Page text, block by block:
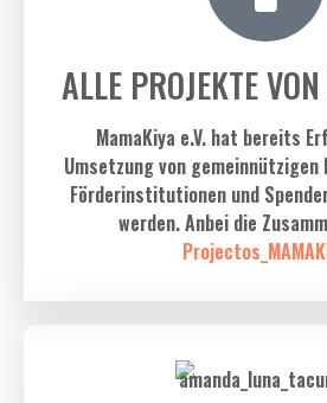
ALLE PROJEKTE
MamaKiya e.V. hat bereits
Umsetzung von
Förderinstitutionen und
werden. Anbei die